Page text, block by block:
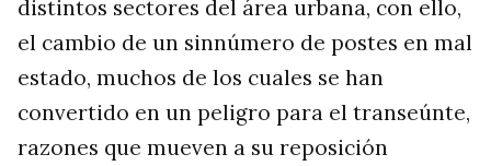
distintos sectores del área urbana, con ello,
el cambio de un sinnúmero de postes en mal
estado, muchos de los cuales se han
convertido en un peligro para el transeúnte,
razones que mueven a su reposición